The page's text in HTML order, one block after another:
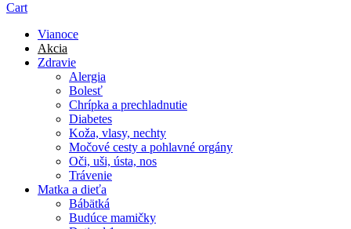
Cart
Vianoce
Akcia
Zdravie
Alergia
Bolesť
Chrípka a prechladnutie
Diabetes
Koža, vlasy, nechty
Močové cesty a pohlavné orgány
Oči, uši, ústa, nos
Trávenie
Matka a dieťa
Bábätká
Budúce mamičky